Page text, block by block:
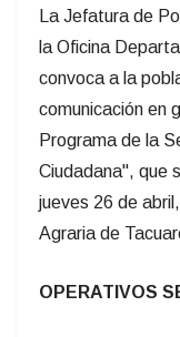
La Jefatura de
la Oficina
convoca a la
comunicación en
Programa de la
Ciudadana", que
jueves 26 de
Agraria de
OPERATIVOS